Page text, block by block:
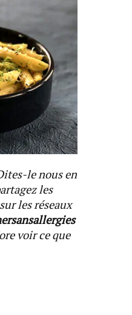
le nous en
les
les réseaux
voir ce que